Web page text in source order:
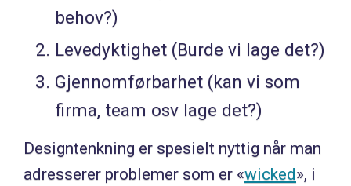
behov?)
Levedyktighet (Burde vi lage det?)
Gjennomførbarhet (kan vi som
firma, team osv lage det?)
Designtenkning er spesielt nyttig når man
adresserer problemer som er «wicked», i